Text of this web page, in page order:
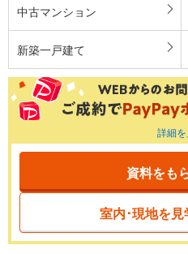
中古マンション
新築一戸建て
詳細
資料をも
室内･現地を見